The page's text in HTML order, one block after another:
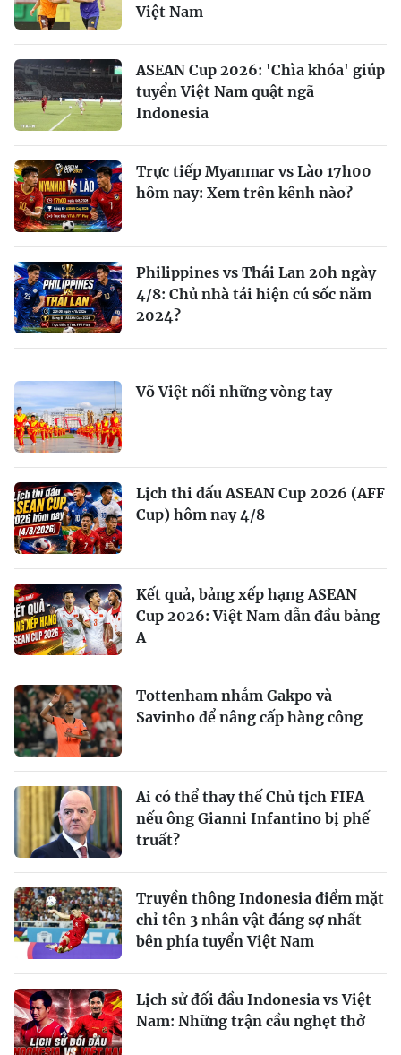
Việt Nam
ASEAN Cup 2026: 'Chìa khóa' giúp
tuyển Việt Nam quật ngã
Indonesia
Trực tiếp Myanmar vs Lào 17h00
hôm nay: Xem trên kênh nào?
Philippines vs Thái Lan 20h ngày
4/8: Chủ nhà tái hiện cú sốc năm
2024?
Võ Việt nối những vòng tay
Lịch thi đấu ASEAN Cup 2026 (AFF
Cup) hôm nay 4/8
Kết quả, bảng xếp hạng ASEAN
Cup 2026: Việt Nam dẫn đầu bảng
A
Tottenham nhắm Gakpo và
Savinho để nâng cấp hàng công
Ai có thể thay thế Chủ tịch FIFA
nếu ông Gianni Infantino bị phế
truất?
Truyền thông Indonesia điểm mặt
chỉ tên 3 nhân vật đáng sợ nhất
bên phía tuyển Việt Nam
Lịch sử đối đầu Indonesia vs Việt
Nam: Những trận cầu nghẹt thở